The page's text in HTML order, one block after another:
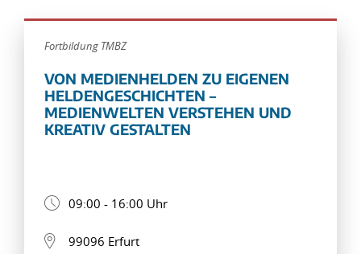
Fortbildung TMBZ
VON MEDIENHELDEN ZU EIGENEN
HELDENGESCHICHTEN –
MEDIENWELTEN VERSTEHEN UND
KREATIV GESTALTEN
09:00 - 16:00 Uhr
99096 Erfurt